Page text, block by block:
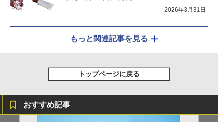
2026年3月31日
もっと関連記事を見る
トップページに戻る
おすすめ記事